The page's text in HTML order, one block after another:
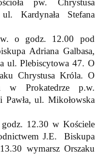
Kardynała Stefana
o godz. 12.00 pod
Adriana Galbasa,
ul. Plebiscytowa 47. O
Chrystusa Króla. O
w Prokatedrze p.w.
ul. Mikołowska
12.30 w Kościele
J.E. Biskupa
wymarsz Orszaku